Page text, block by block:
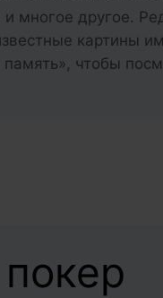
многое другое.
картины
чтобы